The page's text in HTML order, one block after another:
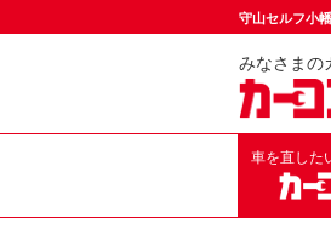
守山セルフ小
みなさまの
車を直した